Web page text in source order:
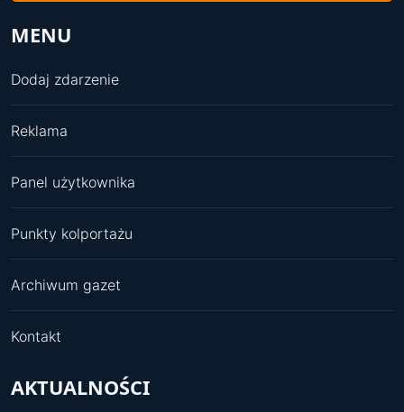
MENU
Dodaj zdarzenie
Reklama
Panel użytkownika
Punkty kolportażu
Archiwum gazet
Kontakt
AKTUALNOŚCI